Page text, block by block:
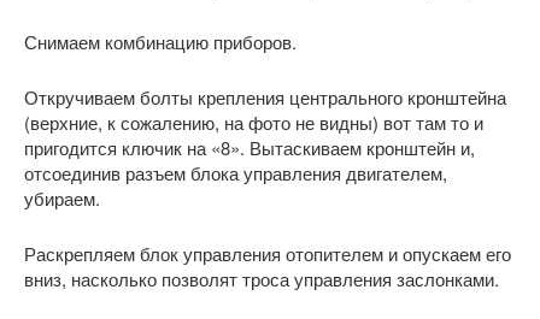
Снимаем комбинацию приборов.
Откручиваем болты крепления центрального кронштейна
(верхние, к сожалению, на фото не видны) вот там то и
пригодится ключик на «8». Вытаскиваем кронштейн и,
отсоединив разъем блока управления двигателем,
убираем.
Раскрепляем блок управления отопителем и опускаем его
вниз, насколько позволят троса управления заслонками.